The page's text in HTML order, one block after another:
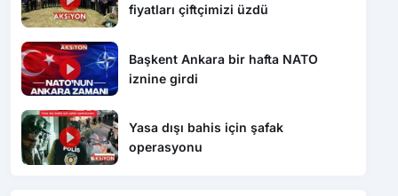
fiyatları çiftçimizi üzdü
Başkent Ankara bir hafta NATO
iznine girdi
Yasa dışı bahis için şafak
operasyonu